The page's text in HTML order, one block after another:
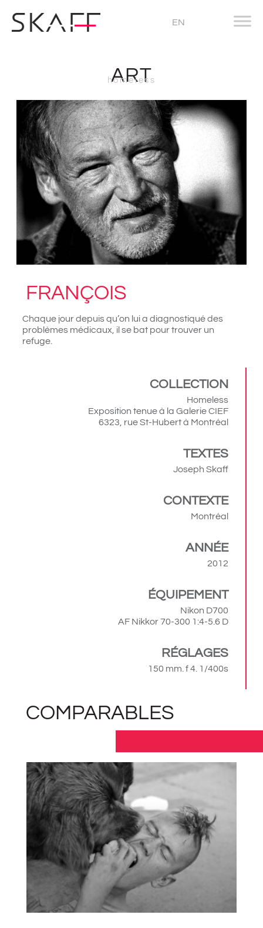
EN
ART
homeless
FRANÇOIS
COLLECTION
Homeless
Exposition tenue à la Galerie CIEF
6323, rue St-Hubert à Montréal
TEXTES
Joseph Skaff
CONTEXTE
Montréal
ANNÉE
2012
ÉQUIPEMENT
Nikon D700
AF Nikkor 70-300 1:4-5.6 D
RÉGLAGES
150 mm. f 4. 1/400s
Chaque jour depuis qu’on lui a diagnostiqué des
problèmes médicaux, il se bat pour trouver un
refuge.
COMPARABLES